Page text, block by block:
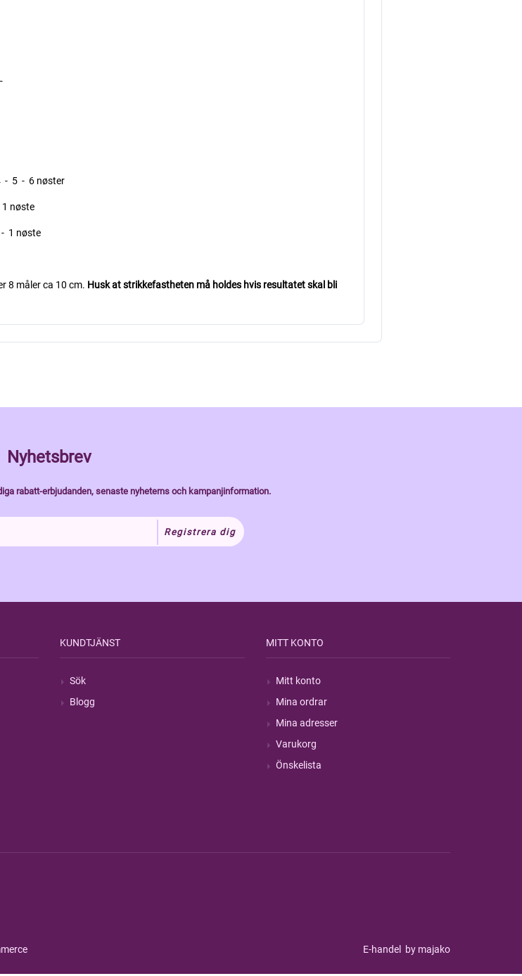
6 nøster
nøste
8 måler ca 10 cm. Husk at strikkefastheten må holdes hvis resultatet skal bli
Nyhetsbrev
rabatt-erbjudanden, senaste nyheterns och kampanjinformation.
Registrera dig
KUNDTJÄNST
Sök
Blogg
MITT KONTO
Mitt konto
Mina ordrar
Mina adresser
Varukorg
Önskelista
E-handel by majako